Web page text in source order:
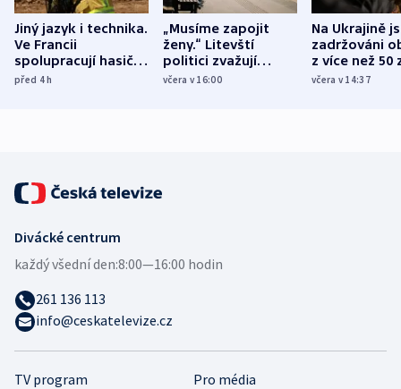
Jiný jazyk i technika.
Ve Francii
spolupracují hasiči z
různých zemí
před 4h
„Musíme zapojit
ženy.“ Litevští
politici zvažují
dohodu o
včera v 16:00
Na Ukrajině
zadržováni
z více než 50
Bojovali na
včera v 14:37
TV program
Pro média
Divácké centrum
každý všední den:8:00—16:00 hodin
261 136 113
info@ceskatelevize.cz